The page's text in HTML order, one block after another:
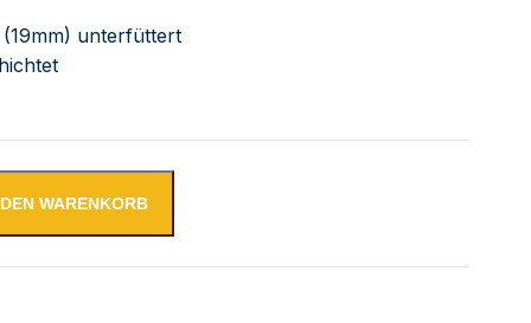
unterfüttert
mit GN-Winkel links GN1/1 verschweißt | Bautiefe
WARENKORB